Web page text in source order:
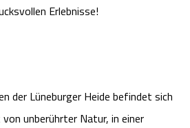
Urlaub mit Hund
Otter ZentrumCelle
Erlebnisse!
der Lüneburger Heide befindet sich
unberührter Natur, in einer